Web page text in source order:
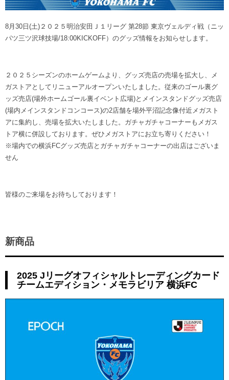
サッカースクール
チアスクール
8月30日(土)２０２５明治安田Ｊ１リーグ 第28節 東京ヴェルディ戦（ニッ
パツ三ツ沢球技場/18:00KICKOFF）のグッズ情報をお知らせします。
２０２５シーズンのホームゲームより、グッズ売店の売場を拡大し、メ
ガストアとしてリニューアルオープンいたしました。従来のゴール裏グ
ッズ売店(場外ホームゴール裏イベント広場)とメインスタンドグッズ売店
(場内メインスタンドコンコース)の2店舗を場外平沼記念像付近メガスト
アに集約し、売場を拡大いたしました。ガチャガチャコーナーもメガス
トア横に併設しております。ぜひメガストアにお立ち寄りください！
※場内での横浜FCグッズ売店とガチャガチャコーナーの出店はございま
せん
皆様のご来場をお待ちしております！
新商品
2025 Jリーグオフィシャルトレーディングカード
チームエディション・メモラビリア 横浜FC